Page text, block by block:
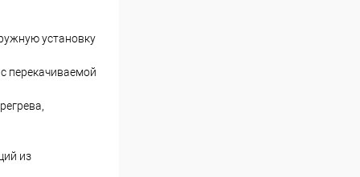
установку
перекачиваемой
из